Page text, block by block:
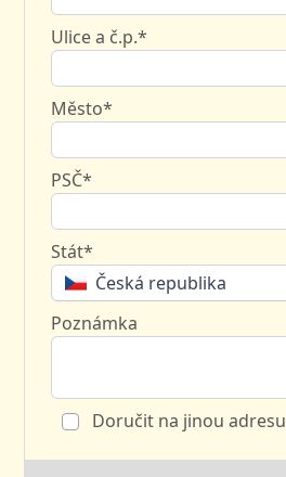
Ulice a č.p.*
Město*
PSČ*
Stát*
Česká republika
Poznámka
Doručit na jinou adresu